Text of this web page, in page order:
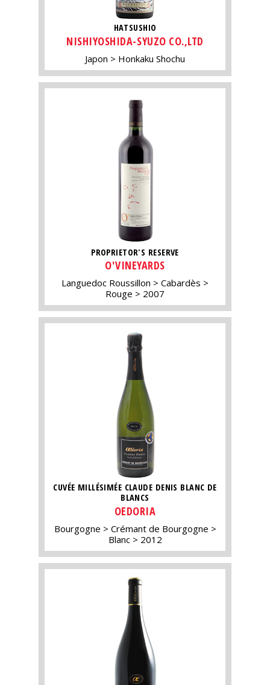
HATSUSHIO
NISHIYOSHIDA-SYUZO CO.,LTD
Japon Honkaku Shochu
PROPRIETOR'S RESERVE
O'VINEYARDS
Languedoc Roussillon
Cabardès
Rouge
2007
CUVÉE MILLÉSIMÉE CLAUDE DENIS BLANC DE
BLANCS
OEDORIA
Bourgogne
Crémant de Bourgogne
Blanc
2012